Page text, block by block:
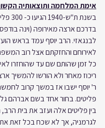
אימת המלחמה ותוצאותיה
בשנת
בדרכם ארצה מאירופה (וינה
לבנגאזי. הרב יוסף עמד בראש
לאירוחם והחזקתם אצל רוב
כל זמן שהותם שם עד שהוחזרו
ריכוז מאחר ולא הורשו להמשיך
פליטים. בחור אחד בשם אברהם
בין פליטים אלה ועזב את בית
לגרמניה, אך לא שכח בכל זאת